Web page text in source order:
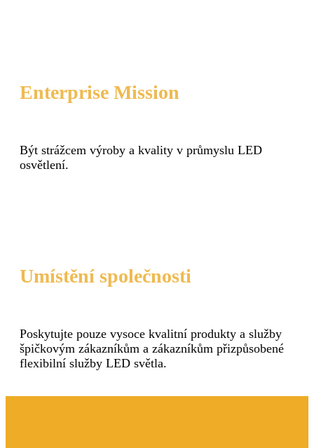
Enterprise Mission
Být strážcem výroby a kvality v průmyslu LED
osvětlení.
Umístění společnosti
Poskytujte pouze vysoce kvalitní produkty a služby
špičkovým zákazníkům a zákazníkům přizpůsobené
flexibilní služby LED světla.